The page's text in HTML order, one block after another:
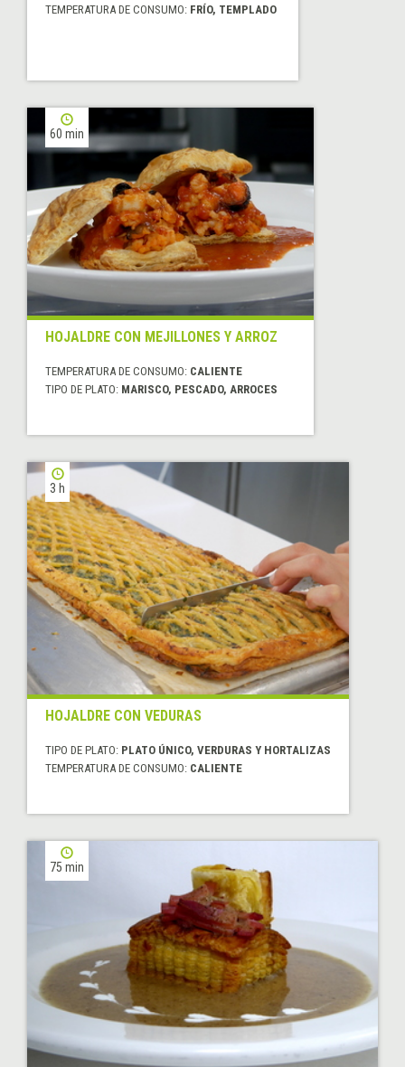
TEMPERATURA DE CONSUMO: FRÍO, TEMPLADO
60 min
HOJALDRE CON MEJILLONES Y ARROZ
TEMPERATURA DE CONSUMO: CALIENTE
TIPO DE PLATO: MARISCO, PESCADO, ARROCES
3 h
HOJALDRE CON VEDURAS
TIPO DE PLATO: PLATO ÚNICO, VERDURAS Y HORTALIZAS
TEMPERATURA DE CONSUMO: CALIENTE
75 min